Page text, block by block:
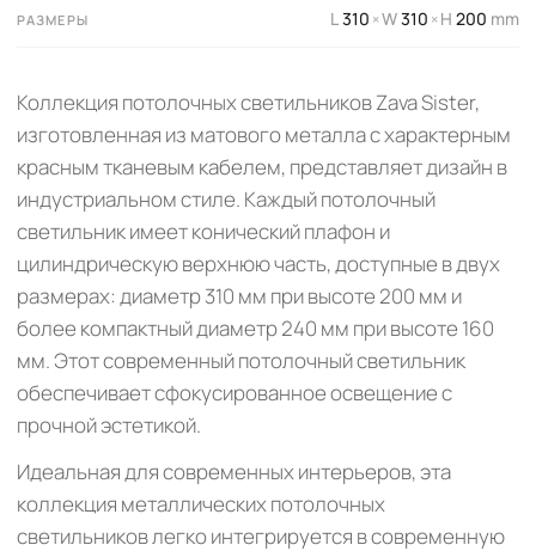
РАЗМЕРЫ L310 ×W310 ×H 200 mm
Коллекция потолочных светильников Zava Sister,
изготовленная из матового металла с характерным
красным тканевым кабелем, представляет дизайн в
индустриальном стиле. Каждый потолочный
светильник имеет конический плафон и
цилиндрическую верхнюю часть, доступные в двух
размерах: диаметр 310 мм при высоте 200 мм и
более компактный диаметр 240 мм при высоте 160
мм. Этот современный потолочный светильник
обеспечивает сфокусированное освещение с
прочной эстетикой.
Идеальная для современных интерьеров, эта
коллекция металлических потолочных
светильников легко интегрируется в современную